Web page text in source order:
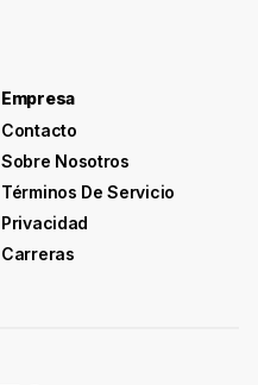
Empresa
Contacto
Sobre Nosotros
Términos De Servicio
Privacidad
Carreras